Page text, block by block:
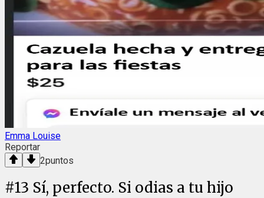
Emma Louise
Reportar
2puntos
#13 Sí, perfecto. Si odias a tu hijo